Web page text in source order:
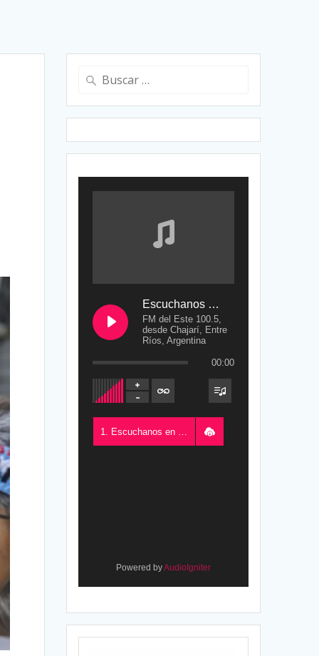
Buscar:
Escuchanos en Vivo
FM del Este 100.5,
desde Chajarí, Entre
Ríos, Argentina
00:00
1. Escuchanos en Vivo - FM del Este 100.5, desde Chajarí, Entre Ríos, Argentina
Powered byAudioIgniter